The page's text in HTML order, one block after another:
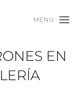
MENU
EN